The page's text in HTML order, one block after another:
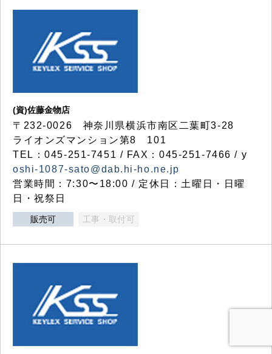
(資)佐藤金物店
〒232-0026 神奈川県横浜市南区二葉町3-28
ライオンズマンション第8 101
TEL：045-251-7451 / FAX：045-251-7466 / y
oshi-1087-sato@dab.hi-ho.ne.jp
営業時間：7:30〜18:00 / 定休日：土曜日・日曜
日・祝祭日
販売可 工事・取付可